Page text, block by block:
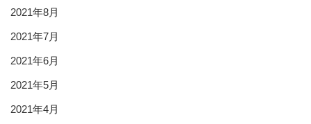
2021年8月
2021年7月
2021年6月
2021年5月
2021年4月